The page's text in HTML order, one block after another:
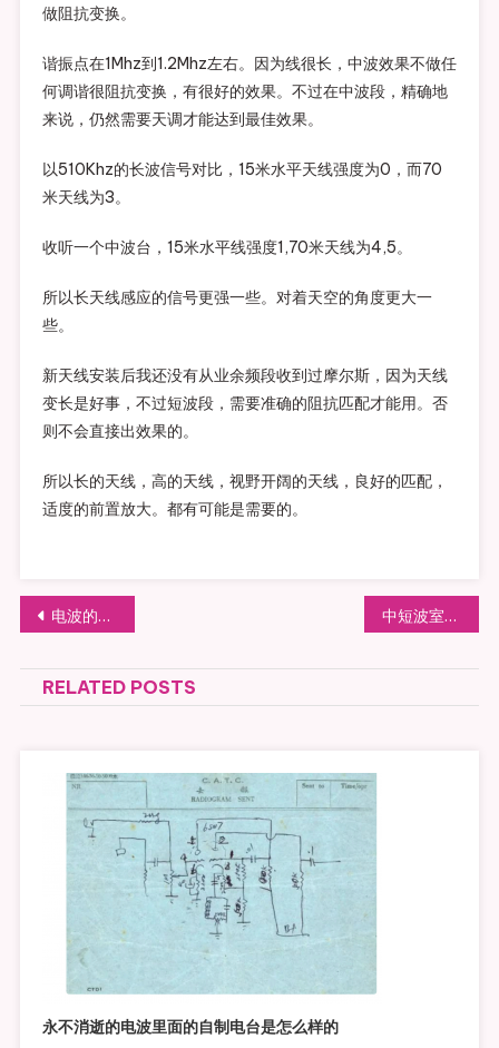
做阻抗变换。
谐振点在1Mhz到1.2Mhz左右。因为线很长，中波效果不做任
何调谐很阻抗变换，有很好的效果。不过在中波段，精确地
来说，仍然需要天调才能达到最佳效果。
以510Khz的长波信号对比，15米水平天线强度为0，而70
米天线为3。
收听一个中波台，15米水平线强度1,70米天线为4,5。
所以长天线感应的信号更强一些。对着天空的角度更大一
些。
新天线安装后我还没有从业余频段收到过摩尔斯，因为天线
变长是好事，不过短波段，需要准确的阻抗匹配才能用。否
则不会直接出效果的。
所以长的天线，高的天线，视野开阔的天线，良好的匹配，
适度的前置放大。都有可能是需要的。
文
章
导
电波的屏蔽 中短波室内噪声干扰源测试
RELATED POSTS
永不消逝的电波里面的自制电台是怎么样的